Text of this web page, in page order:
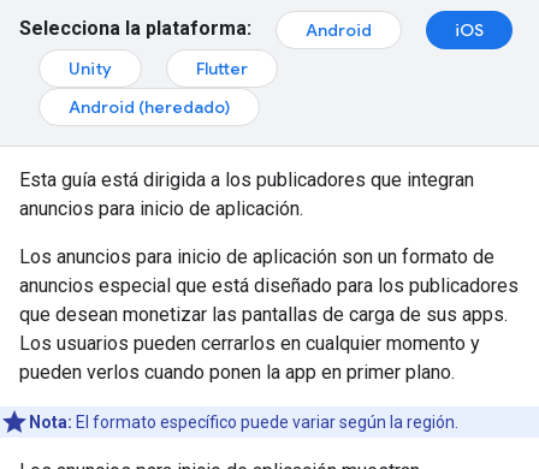
Selecciona la plataforma: Android
iOS
Unity
Flutter
Android (heredado)
Esta guía está dirigida a los publicadores que integran
anuncios para inicio de aplicación.
Los anuncios para inicio de aplicación son un formato de
anuncios especial que está diseñado para los publicadores
que desean monetizar las pantallas de carga de sus apps.
Los usuarios pueden cerrarlos en cualquier momento y
pueden verlos cuando ponen la app en primer plano.
Nota: El formato específico puede variar según la región.